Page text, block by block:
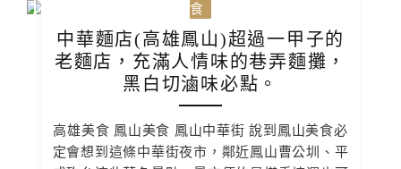
食
中華麵店(高雄鳳山)超過一甲子的
老麵店，充滿人情味的巷弄麵攤，
黑白切滷味必點。
高雄美食 鳳山美食 鳳山中華街 說到鳳山美食必
定會想到這條中華街夜市，鄰近鳳山曹公圳、平